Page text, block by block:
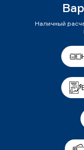
Наличный